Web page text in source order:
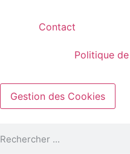
Contact
Politique
Gestion des Cookies